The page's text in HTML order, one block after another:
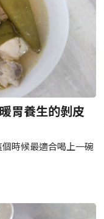
胃養生的剝皮
時候最適合喝上一碗